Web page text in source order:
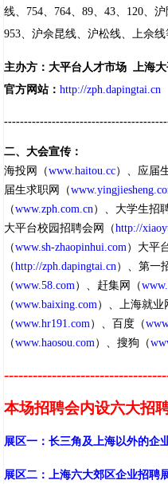
线、754、 764、 89、 43、120、沪
953、沪佘昆线、沪松线、上佘线
主办方：大平台人才市场
上海
官方网站： http://zph.dapingtai.cn
二、大会宣传：
海投网（www.haitou.cc）、应届
届生求职网（
（www.zph.com.cn ）、大学生招
大平台校园招聘会网（http://
（www.sh-zhaopinhui.com ）大平
（http://zph.dapingtai.cn ）、第一
（www.58.com ）、赶集网（
（www.baixing.com ）、上海就业
（www.hr191.com ）、百度（
（www.haosou.com ）、搜狗（
本场招聘会内设六大招
展区一：长三角及上海以外的企
展区二：上海六大郊区企业招聘